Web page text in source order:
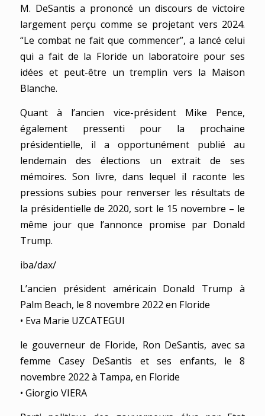
M. DeSantis a prononcé un discours de victoire
largement perçu comme se projetant vers 2024.
“Le combat ne fait que commencer”, a lancé celui
qui a fait de la Floride un laboratoire pour ses
idées et peut-être un tremplin vers la Maison
Blanche.
Quant à l’ancien vice-président Mike Pence,
également pressenti pour la prochaine
présidentielle, il a opportunément publié au
lendemain des élections un extrait de ses
mémoires. Son livre, dans lequel il raconte les
pressions subies pour renverser les résultats de
la présidentielle de 2020, sort le 15 novembre – le
même jour que l’annonce promise par Donald
Trump.
iba/dax/
L’ancien président américain Donald Trump à
Palm Beach, le 8 novembre 2022 en Floride
• Eva Marie UZCATEGUI
le gouverneur de Floride, Ron DeSantis, avec sa
femme Casey DeSantis et ses enfants, le 8
novembre 2022 à Tampa, en Floride
• Giorgio VIERA